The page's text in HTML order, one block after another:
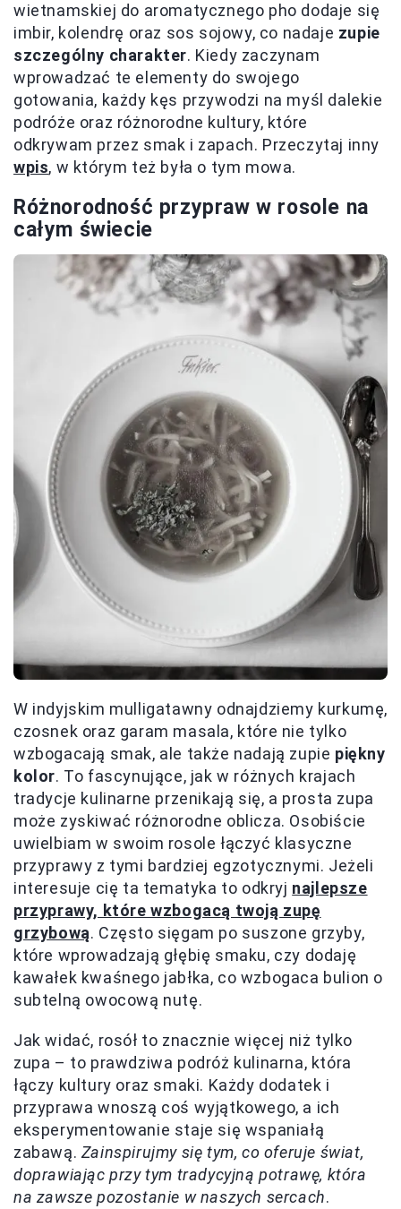
wietnamskiej do aromatycznego pho dodaje się
imbir, kolendrę oraz sos sojowy, co nadaje zupie
szczególny charakter. Kiedy zaczynam
wprowadzać te elementy do swojego
gotowania, każdy kęs przywodzi na myśl dalekie
podróże oraz różnorodne kultury, które
odkrywam przez smak i zapach. Przeczytaj inny
wpis, w którym też była o tym mowa.
Różnorodność przypraw w rosole na
całym świecie
W indyjskim mulligatawny odnajdziemy kurkumę,
czosnek oraz garam masala, które nie tylko
wzbogacają smak, ale także nadają zupie piękny
kolor. To fascynujące, jak w różnych krajach
tradycje kulinarne przenikają się, a prosta zupa
może zyskiwać różnorodne oblicza. Osobiście
uwielbiam w swoim rosole łączyć klasyczne
przyprawy z tymi bardziej egzotycznymi. Jeżeli
interesuje cię ta tematyka to odkryj najlepsze
przyprawy, które wzbogacą twoją zupę
grzybową. Często sięgam po suszone grzyby,
które wprowadzają głębię smaku, czy dodaję
kawałek kwaśnego jabłka, co wzbogaca bulion o
subtelną owocową nutę.
Jak widać, rosół to znacznie więcej niż tylko
zupa – to prawdziwa podróż kulinarna, która
łączy kultury oraz smaki. Każdy dodatek i
przyprawa wnoszą coś wyjątkowego, a ich
eksperymentowanie staje się wspaniałą
zabawą. Zainspirujmy się tym, co oferuje świat,
doprawiając przy tym tradycyjną potrawę, która
na zawsze pozostanie w naszych sercach.